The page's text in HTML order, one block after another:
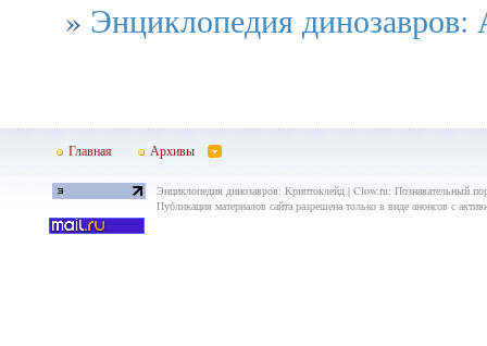
» Энциклопедия динозавров:
Главная Архивы
Энциклопедия динозавров: Криптоклейд | Clow.ru: Познавательный
Публикация материалов сайта разрешена только в виде анонсов с